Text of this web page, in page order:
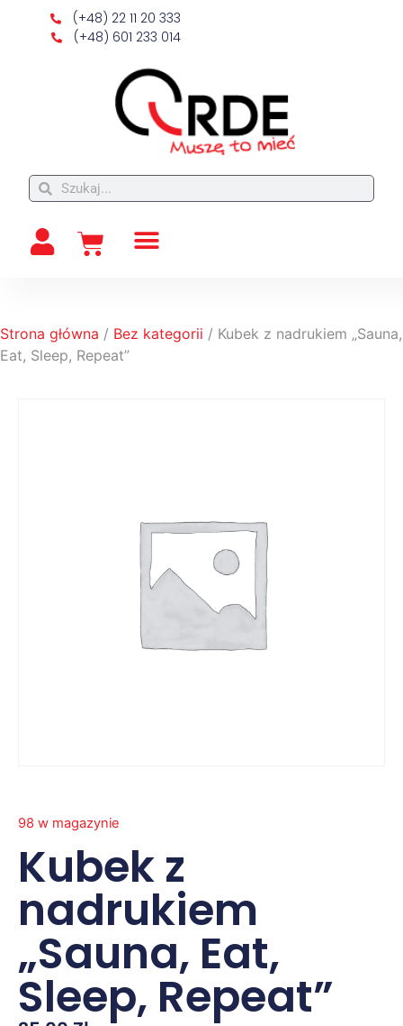
(+48) 22 11 20 333
(+48) 601 233 014
Strona główna / Bez kategorii / Kubek z nadrukiem „Sauna,
Eat, Sleep, Repeat”
98 w magazynie
Kubek z
nadrukiem
„Sauna, Eat,
Sleep, Repeat”